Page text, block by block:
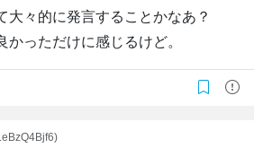
大々的に発言することかなあ？
かっただけに感じるけど。